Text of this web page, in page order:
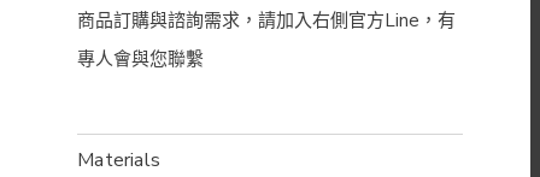
Materials